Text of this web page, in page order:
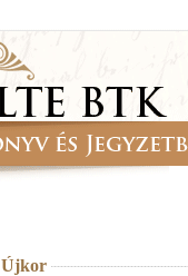
Újkor